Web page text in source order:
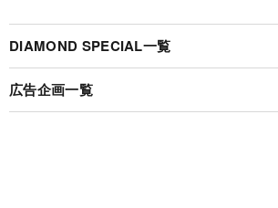
DIAMOND SPECIAL一覧
広告企画一覧